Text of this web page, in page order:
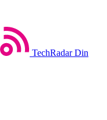
TechRadar Din